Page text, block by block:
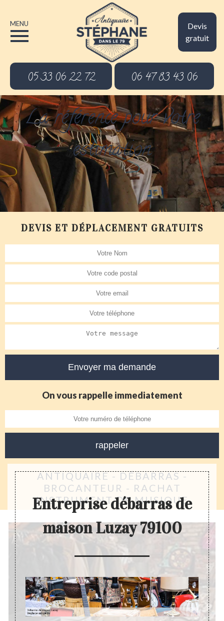
Devis
gratuit
MENU
05 33 06 22 72 06 47 83 43 06
La référence pour votre
estimation
DEVIS ET DÉPLACEMENT GRATUITS
On vous rappelle immediatement
ANTIQUAIRE - DÉBARRAS -
BROCANTEUR - RACHAT
INSTRUMENT DE MUSIQUE
Entreprise débarras de
maison Luzay 79100